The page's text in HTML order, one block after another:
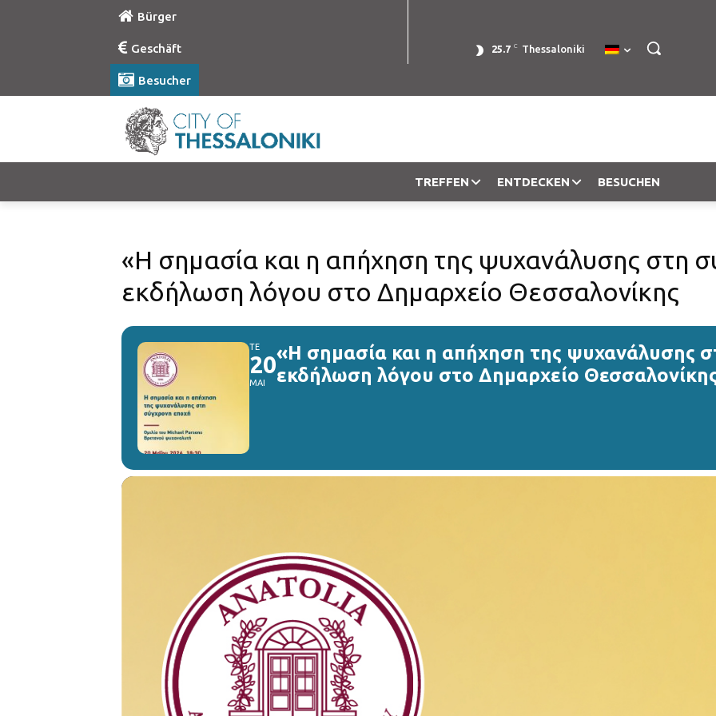
Bürger
Geschäft
Besucher
25.7 C Thessaloniki
TREFFEN ENTDECKEN BESUCHEN
«Η σημασία και η απήχηση της ψυχανάλυσης στη
εκδήλωση λόγου στο Δημαρχείο Θεσσαλονίκης
ΤΕ
20
ΜΑΙ
«Η σημασία και η απήχηση της ψυχανάλυσης
εκδήλωση λόγου στο Δημαρχείο